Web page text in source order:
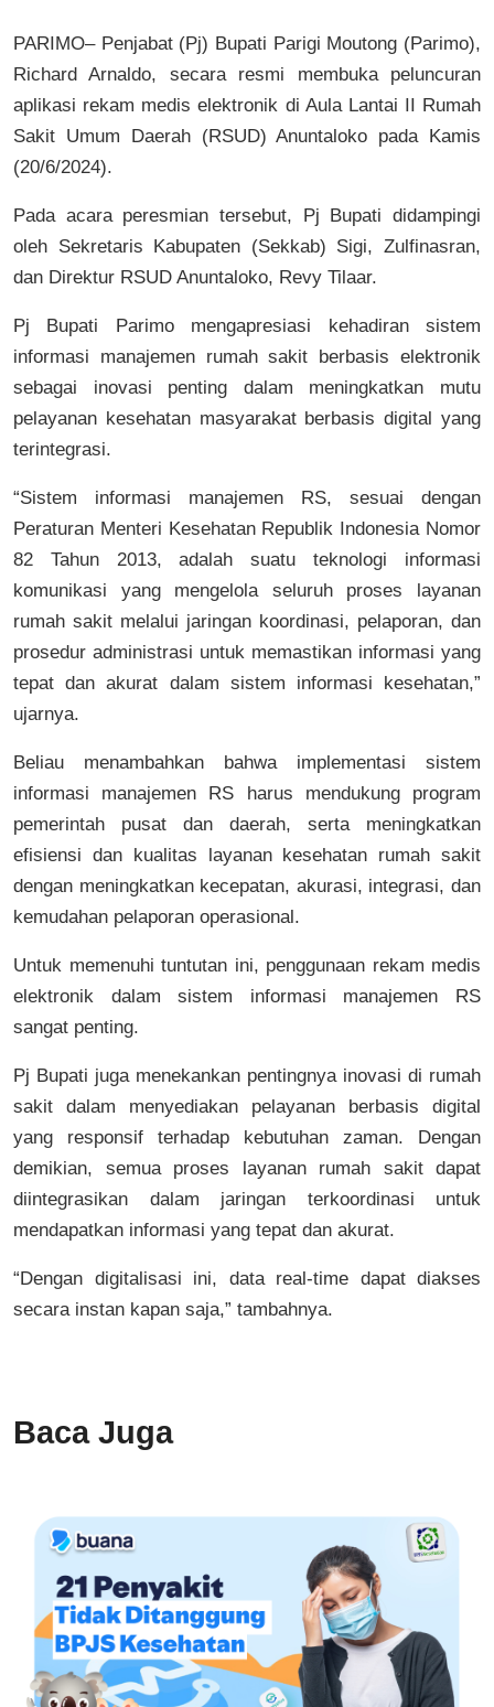
PARIMO– Penjabat (Pj) Bupati Parigi Moutong (Parimo),
Richard Arnaldo, secara resmi membuka peluncuran
aplikasi rekam medis elektronik di Aula Lantai II Rumah
Sakit Umum Daerah (RSUD) Anuntaloko pada Kamis
(20/6/2024).
Pada acara peresmian tersebut, Pj Bupati didampingi
oleh Sekretaris Kabupaten (Sekkab) Sigi, Zulfinasran,
dan Direktur RSUD Anuntaloko, Revy Tilaar.
Pj Bupati Parimo mengapresiasi kehadiran sistem
informasi manajemen rumah sakit berbasis elektronik
sebagai inovasi penting dalam meningkatkan mutu
pelayanan kesehatan masyarakat berbasis digital yang
terintegrasi.
“Sistem informasi manajemen RS, sesuai dengan
Peraturan Menteri Kesehatan Republik Indonesia Nomor
82 Tahun 2013, adalah suatu teknologi informasi
komunikasi yang mengelola seluruh proses layanan
rumah sakit melalui jaringan koordinasi, pelaporan, dan
prosedur administrasi untuk memastikan informasi yang
tepat dan akurat dalam sistem informasi kesehatan,”
ujarnya.
Beliau menambahkan bahwa implementasi sistem
informasi manajemen RS harus mendukung program
pemerintah pusat dan daerah, serta meningkatkan
efisiensi dan kualitas layanan kesehatan rumah sakit
dengan meningkatkan kecepatan, akurasi, integrasi, dan
kemudahan pelaporan operasional.
Untuk memenuhi tuntutan ini, penggunaan rekam medis
elektronik dalam sistem informasi manajemen RS
sangat penting.
Pj Bupati juga menekankan pentingnya inovasi di rumah
sakit dalam menyediakan pelayanan berbasis digital
yang responsif terhadap kebutuhan zaman. Dengan
demikian, semua proses layanan rumah sakit dapat
diintegrasikan dalam jaringan terkoordinasi untuk
mendapatkan informasi yang tepat dan akurat.
“Dengan digitalisasi ini, data real-time dapat diakses
secara instan kapan saja,” tambahnya.
Baca Juga